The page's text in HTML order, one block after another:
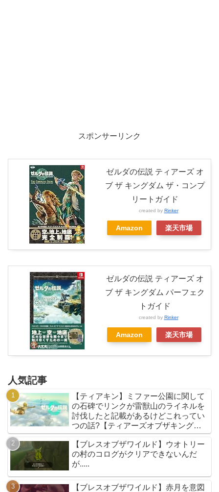
スポンサーリンク
ゼルダの伝説 ティアーズ オ
ブ ザ キングダム ザ・コンプ
リートガイド
created by Rinker
Amazon 楽天市場
ゼルダの伝説 ティアーズ オ
ブ ザ キングダム パーフェク
トガイド
created by Rinker
Amazon 楽天市場
人気記事
【ティアキン】ミファー公園に関して
の石碑でリンクが雷獣山のライネルを
討伐したと記載があるけどこれってい
つの話?【ティアーズオブザキングダ
ム】
【ブレスオブザワイルド】ウオトリー
の村のコログがクリアできないんだ
が.....
【ブレスオブザワイルド】赤月を意図